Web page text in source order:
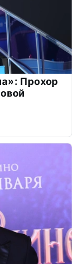
Прохор